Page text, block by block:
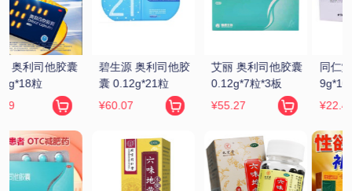
同仁堂 锁阳固精丸
9g*10丸
同仁堂 六味地黄丸
9g*10丸(大蜜丸)
¥16.9
金水宝 金水宝胶囊
0.33g*9粒*12板
¥72.17